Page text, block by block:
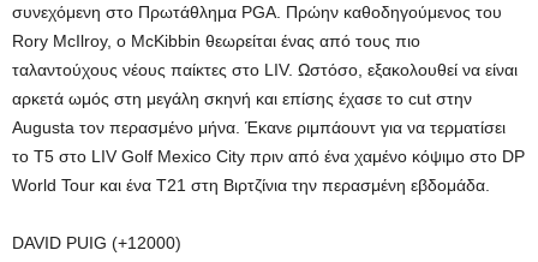
συνεχόμενη στο Πρωτάθλημα PGA. Πρώην καθοδηγούμενος του
Rory McIlroy, ο McKibbin θεωρείται ένας από τους πιο
ταλαντούχους νέους παίκτες στο LIV. Ωστόσο, εξακολουθεί να είναι
αρκετά ωμός στη μεγάλη σκηνή και επίσης έχασε το cut στην
Augusta τον περασμένο μήνα. Έκανε ριμπάουντ για να τερματίσει
το T5 στο LIV Golf Mexico City πριν από ένα χαμένο κόψιμο στο DP
World Tour και ένα T21 στη Βιρτζίνια την περασμένη εβδομάδα.
DAVID PUIG (+12000)